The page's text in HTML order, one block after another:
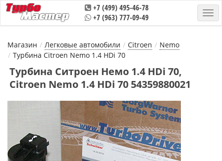
+7 (499) 495-46-78
+7 (963) 777-09-49
Магазин Легковые автомобили Citroen
Nemo
Турбина Citroen Nemo 1.4 HDi 70
Турбина Ситроен Немо 1.4 HDi 70,
Citroen Nemo 1.4 HDi 70 54359880021